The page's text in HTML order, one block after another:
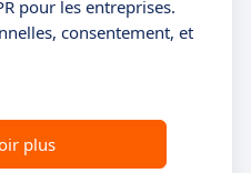
pour les entreprises.
consentement, et
plus